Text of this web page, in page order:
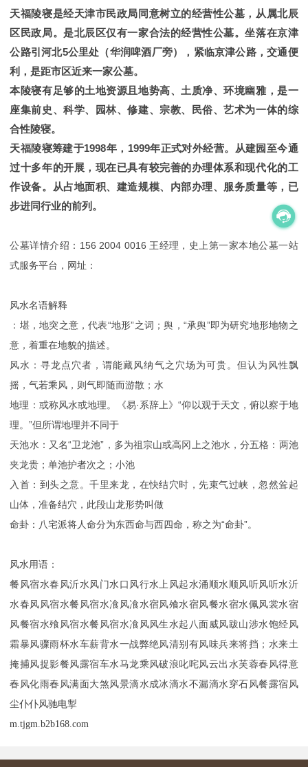
天福陵寝是经天津市民政局同意树立的经营性公墓，从属北辰
区民政局。是北辰区仅有一家合法的经营性公墓。坐落在京津
公路引河北5公里处（华润啤酒厂旁），紧临京津公路，交通便
利，是距市区近来一家公墓。
本陵寝有足够的土地资源且地势高、土质净、环境幽雅，是一
座集前史、科学、园林、修建、宗教、民俗、艺术为一体的综
合性陵寝。
天福陵寝筹建于1998年，1999年正式对外经营。从建园至今通
过十多年的开展，现在已具有较完善的办理体系和现代化的工
作设备。从占地面积、建造规模、内部办理、服务质量等，已
步进同行业的前列。
公墓详情介绍：156 2004 0016 王经理，史上第一家本地公墓一站
式服务平台，网址：
风水名语解释
：堪，地突之意，代表“地形”之词；舆，“承舆”即为研究地形地物之
意，着重在地貌的描述。
风水：寻龙点穴者，谓能藏风纳气之穴场为可贵。但认为风性飘
摇，气若乘风，则气即随而游散；水
地理：或称风水或地理。《易·系辞上》“仰以观于天文，俯以察于地
理。”但所谓地理并不同于
天池水：又名“卫龙池”，多为祖宗山或高冈上之池水，分五格：两池
夹龙贵；单池护者次之；小池
入首：到头之意。千里来龙，在快结穴时，先束气过峡，忽然耸起
山体，准备结穴，此段山龙形势叫做
命卦：八宅派将人命分为东西命与西四命，称之为“命卦”。
风水用语：
餐风宿水春风沂水风门水口风行水上风起水涌顺水顺风听风听水沂
水春风风宿水餐风宿水飡风飡水宿风飧水宿风餐水宿水佩风裳水宿
风餐宿水飱风宿水餐风宿水飡风风生水起八面威风跋山涉水饱经风
霜暴风骤雨杯水车薪背水一战弊绝风清别有风味兵来将挡；水来土
掩捕风捉影餐风露宿车水马龙乘风破浪叱咤风云出水芙蓉春风得意
春风化雨春风满面大煞风景滴水成冰滴水不漏滴水穿石风餐露宿风
尘仆仆风驰电掣
m.tjgm.b2b168.com